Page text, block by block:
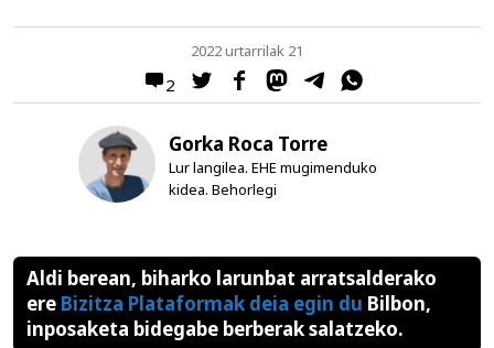
2
2022 urtarrilak 21
Gorka Roca Torre
Lur langilea. EHE mugimenduko
kidea. Behorlegi
Aldi berean, biharko larunbat arratsalderako
ere Bizitza Plataformak deia egin du Bilbon,
inposaketa bidegabe berberak salatzeko.